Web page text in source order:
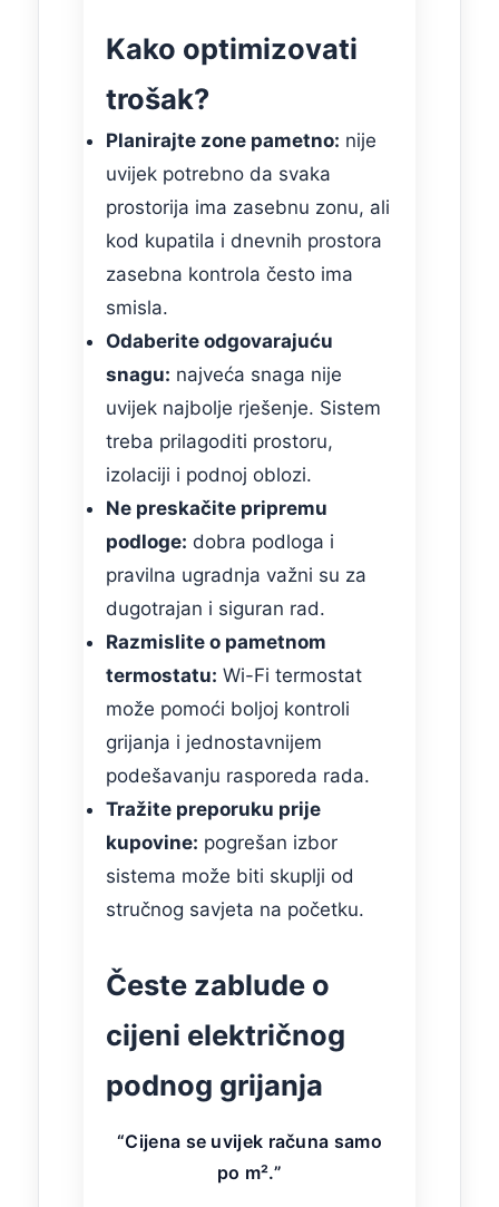
Kako optimizovati
trošak?
Planirajte zone pametno: nije
uvijek potrebno da svaka
prostorija ima zasebnu zonu, ali
kod kupatila i dnevnih prostora
zasebna kontrola često ima
smisla.
Odaberite odgovarajuću
snagu: najveća snaga nije
uvijek najbolje rješenje. Sistem
treba prilagoditi prostoru,
izolaciji i podnoj oblozi.
Ne preskačite pripremu
podloge: dobra podloga i
pravilna ugradnja važni su za
dugotrajan i siguran rad.
Razmislite o pametnom
termostatu: Wi-Fi termostat
može pomoći boljoj kontroli
grijanja i jednostavnijem
podešavanju rasporeda rada.
Tražite preporuku prije
kupovine: pogrešan izbor
sistema može biti skuplji od
stručnog savjeta na početku.
Česte zablude o
cijeni električnog
podnog grijanja
“Cijena se uvijek računa samo
po m².”